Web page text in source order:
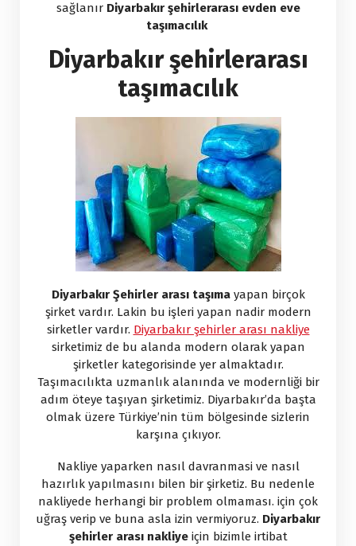
sağlanır Diyarbakır şehirlerarası evden eve
taşımacılık
Diyarbakır şehirlerarası
taşımacılık
Diyarbakır Şehirler arası taşımayapan birçok
şirket vardır. Lakin bu işleri yapan nadir modern
sirketler vardır. Diyarbakır şehirler arası nakliye
sirketimiz de bu alanda modern olarak yapan
şirketler kategorisinde yer almaktadır.
Taşımacılıkta uzmanlık alanında ve modernliği bir
adım öteye taşıyan şirketimiz. Diyarbakır’da başta
olmak üzere Türkiye’nin tüm bölgesinde sizlerin
karşına çıkıyor.
Nakliye yaparken nasıl davranmasi ve nasıl
hazırlık yapılmasını bilen bir şirketiz. Bu nedenle
nakliyede herhangi bir problem olmaması. için çok
uğraş verip ve buna asla izin vermiyoruz. Diyarbakır
şehirler arası nakliyeiçin bizimle irtibat